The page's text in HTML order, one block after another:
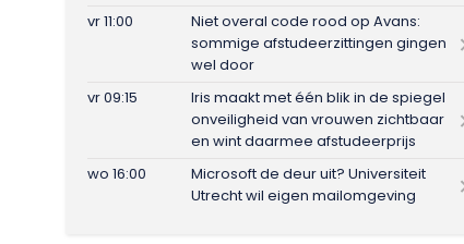
vr 11:00
Niet overal code rood op Avans:
sommige afstudeerzittingen gingen
wel door
vr 09:15
Iris maakt met één blik in de spiegel
onveiligheid van vrouwen zichtbaar
en wint daarmee afstudeerprijs
wo 16:00
Microsoft de deur uit? Universiteit
Utrecht wil eigen mailomgeving